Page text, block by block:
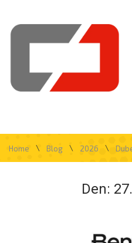
Home \ Blog \ 2026 \
Den: